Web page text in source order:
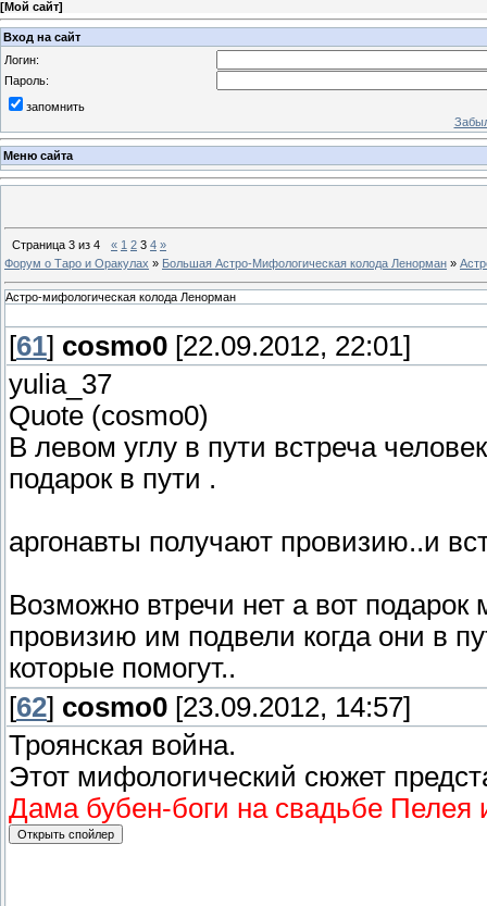
[Мой сайт]
Вход на сайт
Логин:
Пароль:
запомнить
Меню сайта
Страница 3 из 4 « 1 2 3 4 »
Форум о Таро и Оракулах » Большая Астро-Мифологическая колода Ленорман »
Астро-мифологическая колода Ленорман
[61] cosmo0 [22.09.2012, 22:01]
yulia_37
Quote (cosmo0)
В левом углу в пути встреча
подарок в пути .
аргонавты получают провизию..и
Возможно втречи нет а вот
провизию им подвели когда они в
которые помогут..
[62] cosmo0 [23.09.2012, 14:57]
Троянская война.
Этот мифологический сюжет
Дама бубен-боги на свадьбе Пелея